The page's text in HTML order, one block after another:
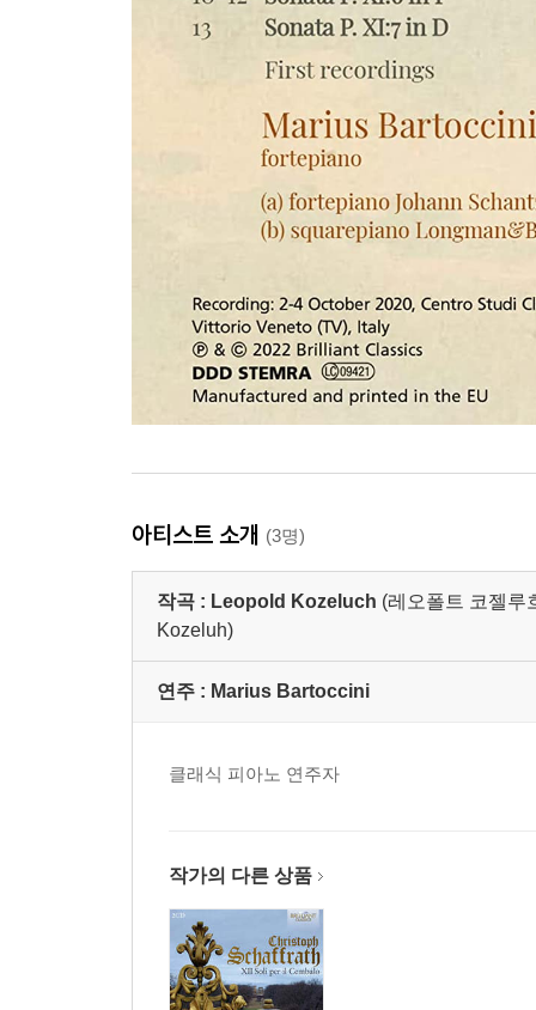
아티스트 소개 (3명)
작곡 : Leopold Kozeluch (레오폴트 코젤루
Kozeluh)
연주 : Marius Bartoccini
클래식 피아노 연주자
작가의 다른 상품